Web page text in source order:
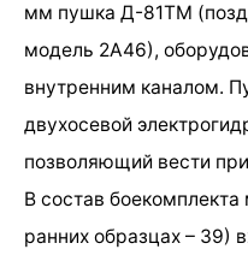
мм пушка Д-81ТМ
модель 2А46),
внутренним каналом.
двухосевой
позволяющий вести
В состав
ранних образцах – 39)